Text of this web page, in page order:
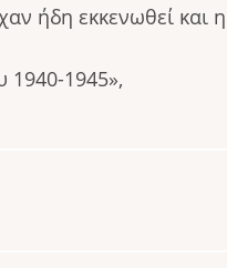
ήδη εκκενωθεί και
1940-1945»,